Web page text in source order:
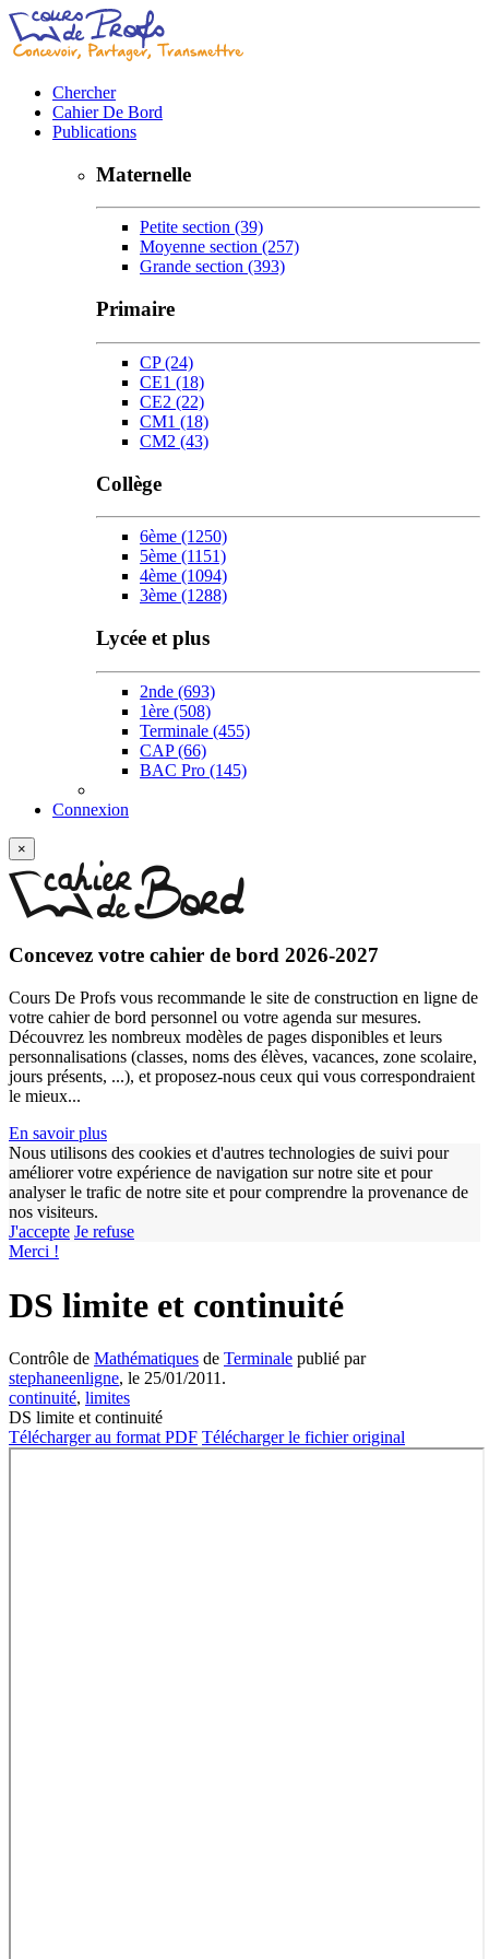
Chercher
Cahier De Bord
Publications
Maternelle
Petite section (39)
Moyenne section (257)
Grande section (393)
Primaire
CP(24)
CE1 (18)
CE2 (22)
CM1 (18)
CM2 (43)
Collège
6ème (1250)
5ème (1151)
4ème (1094)
3ème (1288)
Lycée et plus
2nde (693)
1ère (508)
Terminale (455)
CAP(66)
BAC Pro (145)
Connexion
×
Concevez votre cahier de bord 2026-2027
Cours De Profs vous recommande le site de construction en ligne de
votre cahier de bord personnel ou votre agenda sur mesures.
Découvrez les nombreux modèles de pages disponibles et leurs
personnalisations (classes, noms des élèves, vacances, zone scolaire,
jours présents, ...), et proposez-nous ceux qui vous correspondraient
le mieux...
En savoir plus
Nous utilisons des cookies et d'autres technologies de suivi pour
améliorer votre expérience de navigation sur notre site et pour
analyser le trafic de notre site et pour comprendre la provenance de
nos visiteurs.
J'accepte Je refuse
Merci !
DS limite et continuité
Contrôle de Mathématiques de Terminale publié par
stephaneenligne, le 25/01/2011.
continuité, limites
DS limite et continuité
Télécharger au format PDF Télécharger le fichier original